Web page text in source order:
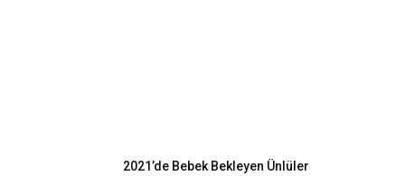
2021’de Bebek Bekleyen Ünlüler